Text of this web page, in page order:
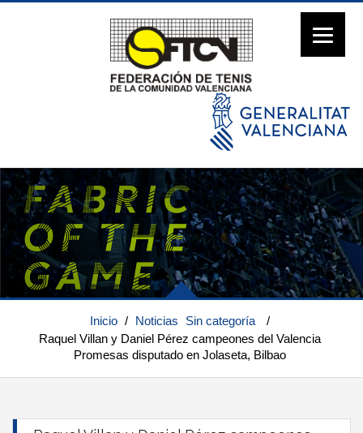
Inicio / Noticias Sin categoría
/
Raquel Villan y Daniel Pérez campeones del Valencia
Promesas disputado en Jolaseta, Bilbao